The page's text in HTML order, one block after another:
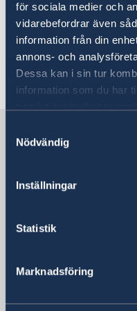
för sociala medier och
vidarebefordrar även
information från din
annons- och
Dessa kan i sin tur
information som du har
Nödvändig
Inställningar
Statistik
Marknadsföring
Resa som minderårig
Resa med husdjur
Resa med medicin
Resa med snus
Anmäl din
byggnader, vid
transportmedel, på
butikscentra.
Senast uppdaterad 01
Sverige i
Sveriges
Kroatien, Zagreb
Svenska konsulat
Svenska konsulat i